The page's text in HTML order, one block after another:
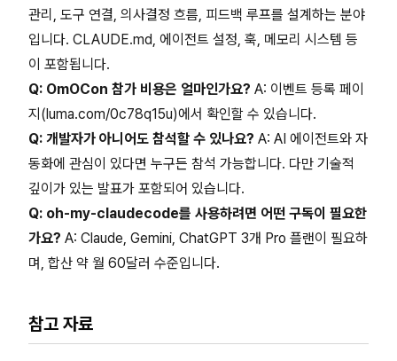
관리, 도구 연결, 의사결정 흐름, 피드백 루프를 설계하는 분야
입니다. CLAUDE.md, 에이전트 설정, 훅, 메모리 시스템 등
이 포함됩니다.
Q: OmOCon 참가 비용은 얼마인가요? A: 이벤트 등록 페이
지(luma.com/0c78q15u)에서 확인할 수 있습니다.
Q: 개발자가 아니어도 참석할 수 있나요? A: AI 에이전트와 자
동화에 관심이 있다면 누구든 참석 가능합니다. 다만 기술적
깊이가 있는 발표가 포함되어 있습니다.
Q: oh-my-claudecode를 사용하려면 어떤 구독이 필요한
가요? A: Claude, Gemini, ChatGPT 3개 Pro 플랜이 필요하
며, 합산 약 월 60달러 수준입니다.
참고 자료